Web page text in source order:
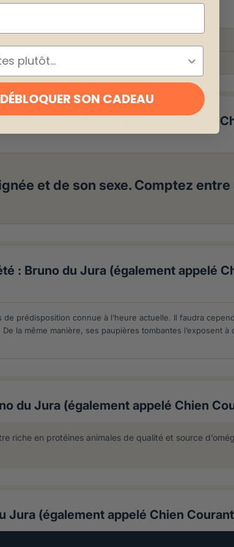
: Bruno du Jura (également appelé
et de son sexe. Comptez
: Bruno du Jura (également appelé
prédisposition connue à l’heure actuelle. Il faudra
la même manière, ses paupières tombantes l’exposent à
du Jura (également appelé Chien
riche en protéines animales de qualité et source
Jura (également appelé Chien
DÉBLOQUER SON CADEAU